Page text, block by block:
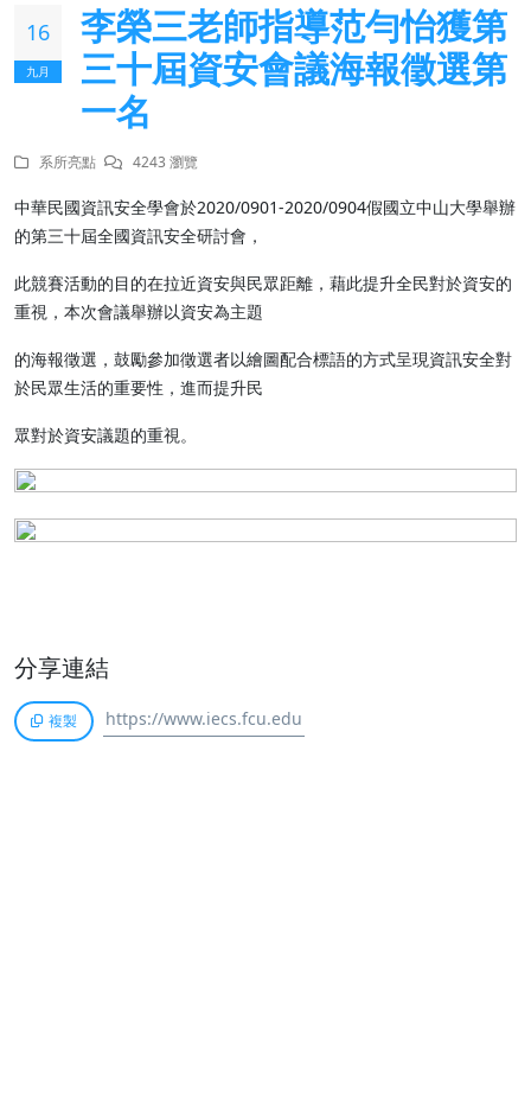
16
九月
李榮三老師指導范勻怡獲第
三十屆資安會議海報徵選第
一名
系所亮點 4243 瀏覽
中華民國資訊安全學會於2020/0901-2020/0904假國立中山大學舉辦
的第三十屆全國資訊安全研討會，
此競賽活動的目的在拉近資安與民眾距離，藉此提升全民對於資安的
重視，本次會議舉辦以資安為主題
的海報徵選，鼓勵參加徵選者以繪圖配合標語的方式呈現資訊安全對
於民眾生活的重要性，進而提升民
眾對於資安議題的重視。
分享連結
複製